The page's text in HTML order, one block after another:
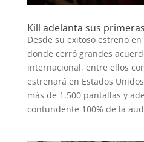
TECNOVITOS
T-
PLUS
EVENTOS
Kill adelanta sus
Desde su exitoso estreno
donde cerró grandes
internacional, entre ellos
estrenará en Estados
más de 1.500 pantallas y
contundente 100% de la